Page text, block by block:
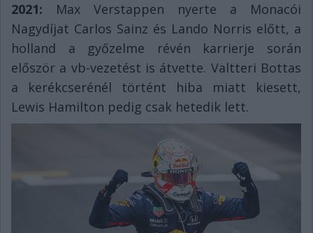
2021: Max Verstappen nyerte a Monacói
Nagydíjat Carlos Sainz és Lando Norris előtt, a
holland a győzelme révén karrierje során
először a vb-vezetést is átvette. Valtteri Bottas
a kerékcserénél történt hiba miatt kiesett,
Lewis Hamilton pedig csak hetedik lett.